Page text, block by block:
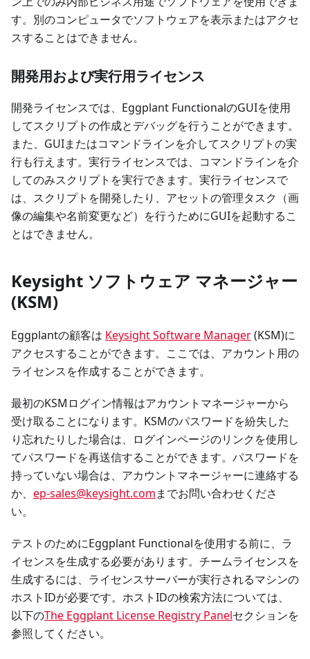
す。別のコンピュータでソフトウェアを表示またはアクセ
スすることはできません。
開発用および実行用ライセンス
開発ライセンスでは、Eggplant FunctionalのGUIを使用
してスクリプトの作成とデバッグを行うことができます。
また、GUIまたはコマンドラインを介してスクリプトの実
行も行えます。実行ライセンスでは、コマンドラインを介
してのみスクリプトを実行できます。実行ライセンスで
は、スクリプトを開発したり、アセットの管理タスク（画
像の編集や名前変更など）を行うためにGUIを起動するこ
とはできません。
Keysight ソフトウェア マネージャー
(KSM)
Eggplantの顧客は Keysight Software Manager(KSM)に
アクセスすることができます。ここでは、アカウント用の
ライセンスを作成することができます。
最初のKSMログイン情報はアカウントマネージャーから
受け取ることになります。KSMのパスワードを紛失した
り忘れたりした場合は、ログインページのリンクを使用し
てパスワードを再送信することができます。パスワードを
持っていない場合は、アカウントマネージャーに連絡する
か、 ep-sales@keysight.comまでお問い合わせくださ
い。
テストのためにEggplant Functionalを使用する前に、ラ
イセンスを生成する必要があります。チームライセンスを
生成するには、ライセンスサーバーが実行されるマシンの
ホストIDが必要です。ホストIDの検索方法については、
以下のThe Eggplant License Registry Panelセクションを
参照してください。